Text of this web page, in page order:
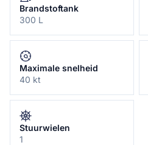
Brandstoftank
300 L
Maximale snelheid
40 kt
Stuurwielen
1